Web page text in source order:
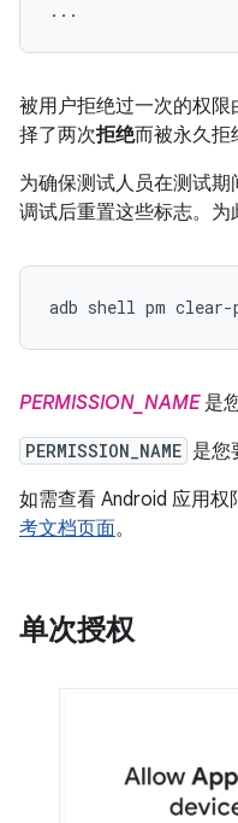
被用户拒绝过一次的权限
择了两次拒绝而被永久拒
为确保测试人员在测试
调试后重置这些标志。为
adb shell pm clear-
PERMISSION_NAME是
PERMISSION_NAME 是您
如需查看 Android 应用权
考文档页面。
单次授权